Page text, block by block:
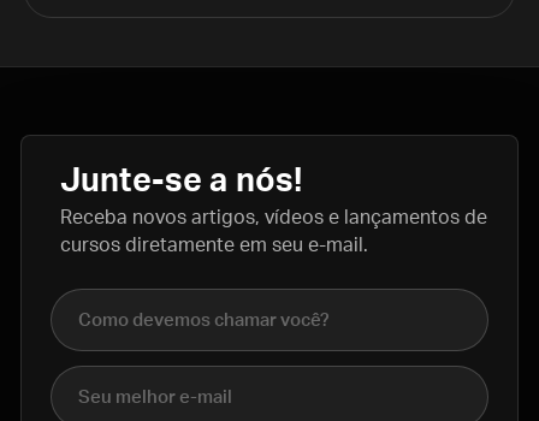
Junte-se a nós!
Receba novos artigos, vídeos e lançamentos de
cursos diretamente em seu e-mail.
Nome completo
E-mail